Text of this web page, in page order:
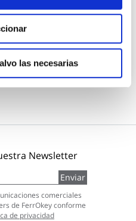
las necesarias
€
Newsletter
Enviar
comerciales
de FerrOkey conforme
de privacidad